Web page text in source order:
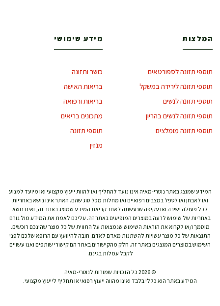
המלצות
תוספי תזונה לספורטאים
תוספי תזונה לירידה במשקל
תוספי תזונה לנשים
תוספי תזונה לנשים בהריון
תוספי תזונה מומלצים
מידע שימושי
כושר ותזונה
בריאות האישה
בריאות ורפואה
מתכונים בריאים
תוספי תזונה
מגזין
המידע שמוצג באתר נוטרי-מאיה אינו נועד להחליף ואו להוות ייעוץ מקצועי ואו מיועד למנוע
ואו לאבחן ואו לטפל במצבים רפואיים ואו מחלות מכל סוג שהם. האתר אינו נושא באחריות
לכל פעולה ישירה ואו עקיפה שנעשתה לאחר קריאת המידע שמוצג באתר זה, ואינו נושא
באחריות של שימוש לרעה במוצרים המופיעים באתר זה. עליכם לאמת את המידע מול גורם
מוסמך ו/או לקרוא את הוראות השימוש שנמצאות על התווית של כל מוצר שהינכם רוכשים.
התוצאות של כל מוצר עשויות להשתנות מאדם לאדם. חובה להיוועץ עם הרופא שלכם לפני
השימוש במוצרים המוצגים באתר זה. חלק מהקישורים באתר הם קישורי שותפים ואנו עשויים
לקבל עמלות בגינם.
© 2026 כל הזכויות שמורות לנוטרי-מאיה
המידע באתר הוא כללי בלבד ואינו מהווה ייעוץ רפואי או תחליף לייעוץ מקצועי.